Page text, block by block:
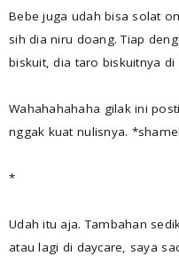
Bebe juga udah bisa solat
sih dia niru doang. Tiap
biskuit, dia taro biskuitnya
Wahahahahaha gilak ini
nggak kuat nulisnya.
*
Udah itu aja. Tambahan
atau lagi di daycare, saya